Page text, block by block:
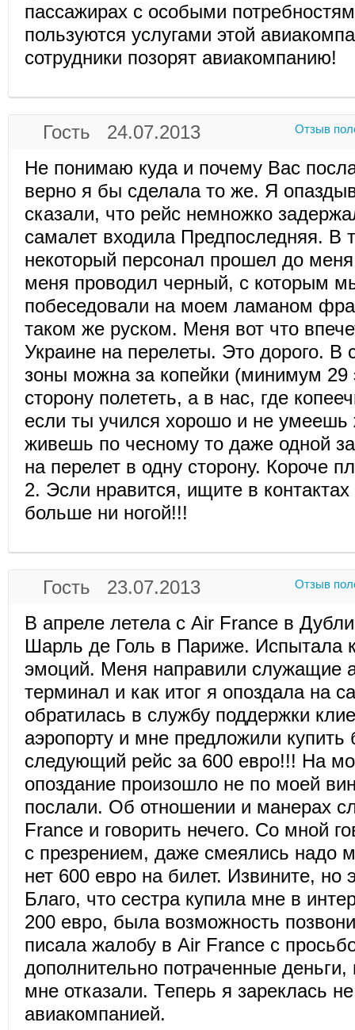
пассажирах с особыми
пользуются услугами этой
сотрудники позорят авиакомпанию!
Гость 24.07.2013 Отзыв
Не понимаю куда и почему Вас
верно я бы сделала то же. Я
сказали, что рейс немножко
самалет входила Предпоследняя. В
некоторый персонал прошел до
меня проводил черный, с которым
побеседовали на моем ламаном
таком же руском. Меня вот что
Украине на перелеты. Это дорого. В
зоны можна за копейки (минимум 29
сторону полететь, а в нас, где
если ты учился хорошо и не умеешь
живешь по чесному то даже одной
на перелет в одну сторону. Короче
2. Эсли нравится, ищите в
больше ни ногой!!!
Гость 23.07.2013 Отзыв
В апреле летела с Air France в
Шарль де Голь в Париже. Испытала
эмоций. Меня направили служащие
терминал и как итог я опоздала на
обратилась в службу поддержки
аэропорту и мне предложили купить
следующий рейс за 600 евро!!! На
опоздание произошло не по моей
послали. Об отношении и манерах
France и говорить нечего. Со мной
с презрением, даже смеялись надо
нет 600 евро на билет. Извините, но
Благо, что сестра купила мне в
200 евро, была возможность
писала жалобу в Air France с
дополнительно потраченные деньги,
мне отказали. Теперь я зареклась
авиакомпанией.